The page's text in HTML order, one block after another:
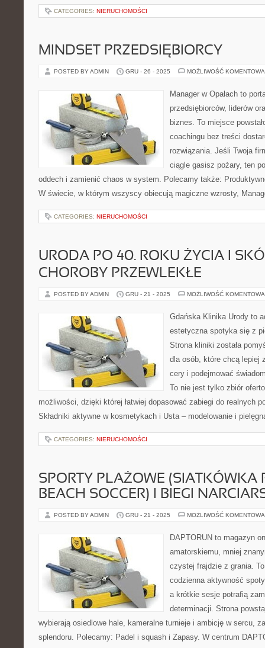
CATEGORIES: NIERUCHOMOŚCI
MINDSET PRZEDSIĘBIORCY
POSTED BY ADMIN GRU - 26 - 2025 MOŻLIWOŚĆ
Manager w Opałach to
przedsiębiorców, liderów
biznes. To miejsce
coachingu bez treści
rozwiązania. Jeśli Twoja
ciągle gasisz pożary, ten
oddech i zamienić chaos w system. Polecamy także:
W świecie, w którym wszyscy obiecują magiczne wzrosty,
CATEGORIES: NIERUCHOMOŚCI
URODA PO 40. ROKU ŻYCIA I
CHOROBY PRZEWLEKŁE
POSTED BY ADMIN GRU - 21 - 2025 MOŻLIWOŚĆ
Gdańska Klinika Urody to
estetyczna spotyka się z
Strona kliniki została
dla osób, które chcą lepiej
cery i podejmować
To nie jest tylko zbiór
możliwości, dzięki której łatwiej dopasować zabiegi do realnych
Składniki aktywne w kosmetykach i Usta – modelowanie i
CATEGORIES: NIERUCHOMOŚCI
SPORTY PLAŻOWE (SIATKÓWKA
BEACH SOCCER) I BIEGI
POSTED BY ADMIN GRU - 21 - 2025 MOŻLIWOŚĆ
DAPTORUN to magazyn
amatorskiemu, mniej
czystej frajdzie z grania.
codzienna aktywność
a krótkie sesje potrafią
determinacji. Strona
wybierają osiedlowe hale, kameralne turnieje i ambicję w sercu,
splendoru. Polecamy: Padel i squash i Zapasy. W centrum